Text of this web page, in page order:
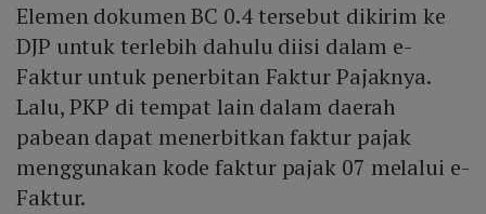
Elemen dokumen BC 0.4 tersebut dikirim ke
DJP untuk terlebih dahulu diisi dalam e-
Faktur untuk penerbitan Faktur Pajaknya.
Lalu, PKP di tempat lain dalam daerah
pabean dapat menerbitkan faktur pajak
menggunakan kode faktur pajak 07 melalui e-
Faktur.